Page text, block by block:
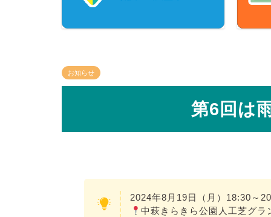
お知らせ
第6回は
2024年8月19日（月）18:30～
中萩きらきら公園人工芝グラ